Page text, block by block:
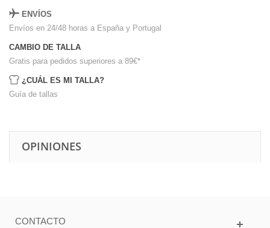
ENVÍOS
Envíos en 24/48 horas a España y Portugal
CAMBIO DE TALLA
Gratis para pedidos superiores a 89€*
¿CUÁL ES MI TALLA?
Guía de tallas
OPINIONES
CONTACTO